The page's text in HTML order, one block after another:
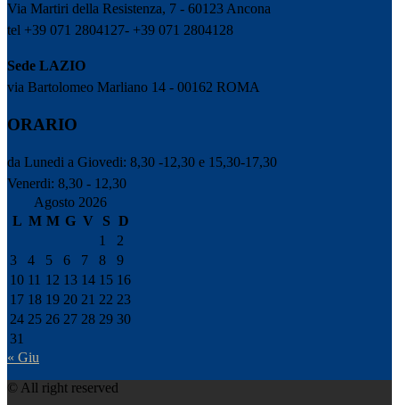
Via Martiri della Resistenza, 7 - 60123 Ancona
tel +39 071 2804127- +39 071 2804128
Sede LAZIO
via Bartolomeo Marliano 14 - 00162 ROMA
ORARIO
da Lunedi a Giovedi: 8,30 -12,30 e 15,30-17,30
Venerdi: 8,30 - 12,30
Agosto 2026
L M M G V S D
1
2
3
4 5 6 7 8
9
10 11 12 13 14 15 16
17 18 19 20 21 22 23
24 25 26 27 28 29 30
31
« Giu
© All right reserved